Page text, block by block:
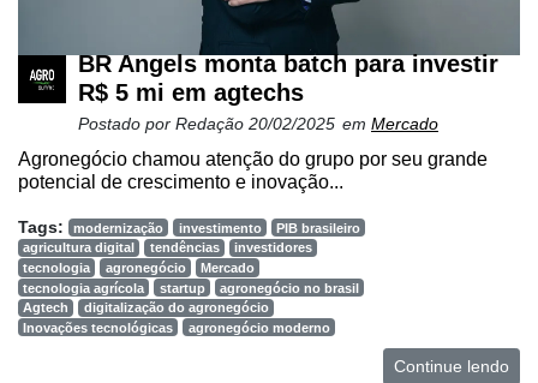
Notícias
Destaque
Mercado
Troca
de
Cadeira
BR Angels monta batch para investir
R$ 5 mi em agtechs
Postado por Redação 20/02/2025 em Mercado
Agronegócio chamou atenção do grupo por seu grande
potencial de crescimento e inovação...
Tags: modernização investimento
PIB brasileiro
agricultura digital
tendências
investidores
tecnologia
agronegócio
Mercado
tecnologia agrícola
startup
agronegócio no brasil
Agtech
digitalização do agronegócio
Inovações tecnológicas
agronegócio moderno
Continue lendo